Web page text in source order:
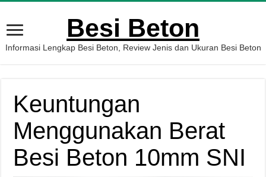
Besi Beton
Informasi Lengkap Besi Beton, Review Jenis dan Ukuran Besi Beton
Keuntungan
Menggunakan Berat
Besi Beton 10mm SNI